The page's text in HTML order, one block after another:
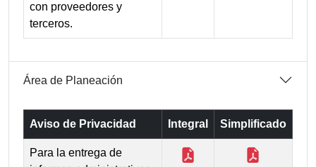
con proveedores y
terceros.
Área de Planeación
Aviso de Privacidad Integral Simplificado
Para la entrega de